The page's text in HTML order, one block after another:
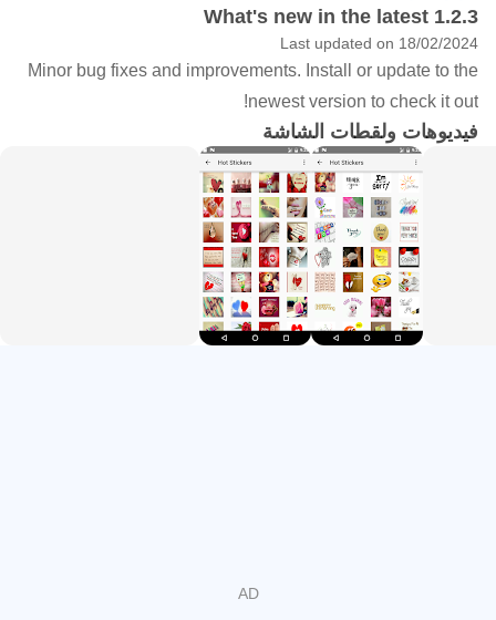
تنقسم ملصقات Love gif إلى فئات مختلفة مثل القلوب والورود
والرموز التعبيرية وما إلى ذلك.
مع ملصقات Love Gif Emoji هذه يمكن لأي شخص أن يقع في
الحب.
من السهل مشاركة هذه الملصقات الرومانسية على أي وسائط
اجتماعية.
فحسب ، بل تنشر نوعًا خاصًا من السعادة لأحبائك.
لا تقتصر ملصقات Love Gif emoji على حبها فحسب ، بل
نستخدمها أيضًا في جميع المناسبات مثل عيد الحب.
• إرشادات لإضافة WhatsApp في التطبيق
ملاحظاتك قيّمة للغاية بالنسبة لنا ، لذلك نتطلع إلى الاستماع منك.
What's new in the latest 1.2.3
Last updated on 18/02/2024
Minor bug fixes and improvements. Install or update to the
newest version to check it out!
فيديوهات ولقطات الشاشة